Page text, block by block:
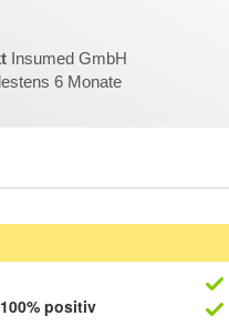
100% positiv